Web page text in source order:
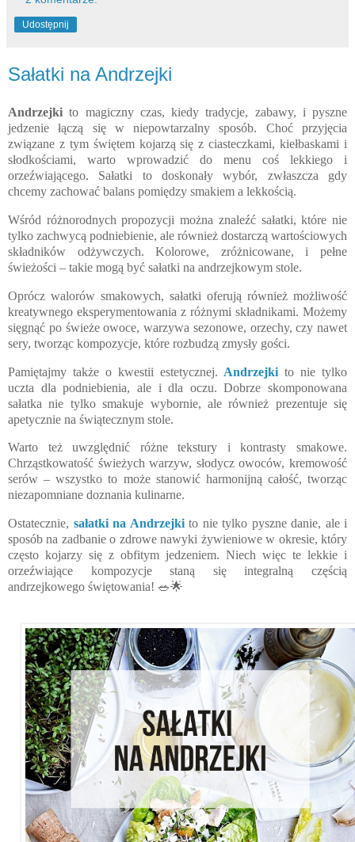
Udostępnij
Sałatki na Andrzejki
Andrzejki to magiczny czas, kiedy tradycje, zabawy, i pyszne
jedzenie łączą się w niepowtarzalny sposób. Choć przyjęcia
związane z tym świętem kojarzą się z ciasteczkami, kiełbaskami i
słodkościami, warto wprowadzić do menu coś lekkiego i
orzeźwiającego. Sałatki to doskonały wybór, zwłaszcza gdy
chcemy zachować balans pomiędzy smakiem a lekkością.
Wśród różnorodnych propozycji można znaleźć sałatki, które nie
tylko zachwycą podniebienie, ale również dostarczą wartościowych
składników odżywczych. Kolorowe, zróżnicowane, i pełne
świeżości – takie mogą być sałatki na andrzejkowym stole.
Oprócz walorów smakowych, sałatki oferują również możliwość
kreatywnego eksperymentowania z różnymi składnikami. Możemy
sięgnąć po świeże owoce, warzywa sezonowe, orzechy, czy nawet
sery, tworząc kompozycje, które rozbudzą zmysły gości.
Pamiętajmy także o kwestii estetycznej. Andrzejki to nie tylko
uczta dla podniebienia, ale i dla oczu. Dobrze skomponowana
sałatka nie tylko smakuje wybornie, ale również prezentuje się
apetycznie na świątecznym stole.
Warto też uwzględnić różne tekstury i kontrasty smakowe.
Chrząstkowatość świeżych warzyw, słodycz owoców, kremowość
serów – wszystko to może stanowić harmonijną całość, tworząc
niezapomniane doznania kulinarne.
Ostatecznie, sałatki na Andrzejki to nie tylko pyszne danie, ale i
sposób na zadbanie o zdrowe nawyki żywieniowe w okresie, który
często kojarzy się z obfitym jedzeniem. Niech więc te lekkie i
orzeźwiające kompozycje staną się integralną częścią
andrzejkowego świętowania! 🥗🌟